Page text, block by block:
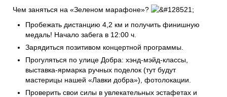
Чем заняться на «Зеленом марафоне»?
Пробежать дистанцию 4,2 км и получить финишную
медаль! Начало забега в 12:00 ч.
Зарядиться позитивом концертной программы.
Прогуляться по улице Добра: хэнд-мэйд-классы,
выставка-ярмарка ручных поделок (тут будут
мастерицы нашей «Лавки добра»), фотолокации.
Проверить свои силы в увлекательных эстафетах и